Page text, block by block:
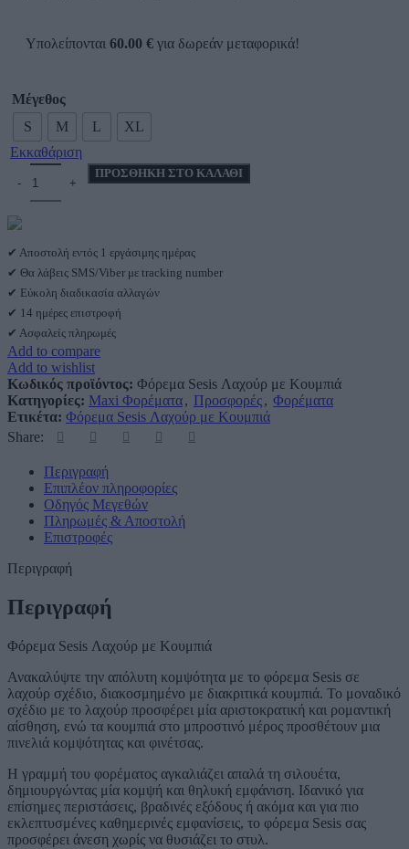
Υπολείπονται 60.00 € για δωρεάν μεταφορικά!
Μέγεθος
S
M L
XL
Εκκαθάριση
Φόρεμα Sesis Λαχούρ με Κουμπιά ποσότητα
ΠΡΟΣΘΉΚΗ ΣΤΟ ΚΑΛΆΘΙ
✔ Αποστολή εντός 1 εργάσιμης ημέρας
✔ Θα λάβεις SMS/Viber με tracking number
✔ Εύκολη διαδικασία αλλαγών
✔ 14 ημέρες επιστροφή
✔ Ασφαλείς πληρωμές
Add to compare
Add to wishlist
Κωδικός προϊόντος: Φόρεμα Sesis Λαχούρ με Κουμπιά
Κατηγορίες: Maxi Φορέματα, Προσφορές, Φορέματα
Ετικέτα: Φόρεμα Sesis Λαχούρ με Κουμπιά
Share:
Περιγραφή
Επιπλέον πληροφορίες
Οδηγός Μεγεθών
Πληρωμές & Αποστολή
Επιστροφές
Περιγραφή
Περιγραφή
Φόρεμα Sesis Λαχούρ με Κουμπιά
Ανακαλύψτε την απόλυτη κομψότητα με το φόρεμα Sesis σε
λαχούρ σχέδιο, διακοσμημένο με διακριτικά κουμπιά. Το μοναδικό
σχέδιο με το λαχούρ προσφέρει μία αριστοκρατική και ρομαντική
αίσθηση, ενώ τα κουμπιά στο μπροστινό μέρος προσθέτουν μια
πινελιά κομψότητας και φινέτσας.
Η γραμμή του φορέματος αγκαλιάζει απαλά τη σιλουέτα,
δημιουργώντας μία κομψή και θηλυκή εμφάνιση. Ιδανικό για
επίσημες περιστάσεις, βραδινές εξόδους ή ακόμα και για πιο
εκλεπτυσμένες καθημερινές εμφανίσεις, το φόρεμα Sesis σας
προσφέρει άνεση χωρίς να θυσιάζει το στυλ.